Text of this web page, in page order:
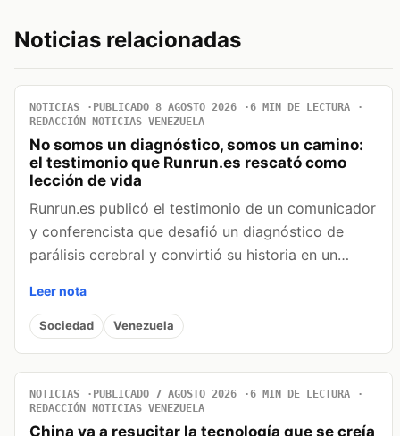
Noticias relacionadas
NOTICIAS PUBLICADO 8 AGOSTO 2026
6 MIN DE LECTURA
REDACCIÓN NOTICIAS VENEZUELA
No somos un diagnóstico, somos un camino:
el testimonio que Runrun.es rescató como
lección de vida
Runrun.es publicó el testimonio de un comunicador
y conferencista que desafió un diagnóstico de
parálisis cerebral y convirtió su historia en un…
Leer nota
Sociedad Venezuela
NOTICIAS PUBLICADO 7 AGOSTO 2026
6 MIN DE LECTURA
REDACCIÓN NOTICIAS VENEZUELA
China va a resucitar la tecnología que se creía